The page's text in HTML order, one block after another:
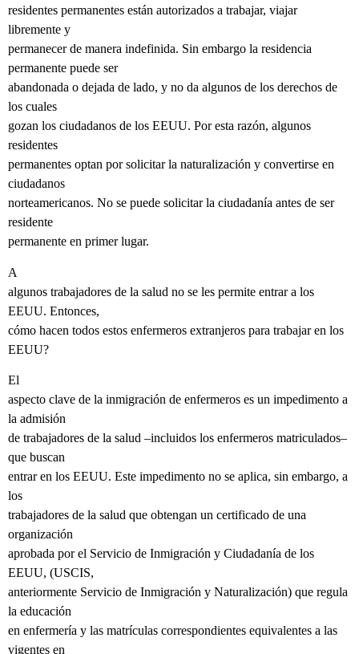
residentes permanentes están autorizados a trabajar, viajar
libremente y
permanecer de manera indefinida. Sin embargo la residencia
permanente puede ser
abandonada o dejada de lado, y no da algunos de los derechos de
los cuales
gozan los ciudadanos de los EEUU. Por esta razón, algunos
residentes
permanentes optan por solicitar la naturalización y convertirse en
ciudadanos
norteamericanos. No se puede solicitar la ciudadanía antes de ser
residente
permanente en primer lugar.
A
algunos trabajadores de la salud no se les permite entrar a los
EEUU. Entonces,
cómo hacen todos estos enfermeros extranjeros para trabajar en los
EEUU?
El
aspecto clave de la inmigración de enfermeros es un impedimento a
la admisión
de trabajadores de la salud –incluidos los enfermeros matriculados–
que buscan
entrar en los EEUU. Este impedimento no se aplica, sin embargo, a
los
trabajadores de la salud que obtengan un certificado de una
organización
aprobada por el Servicio de Inmigración y Ciudadanía de los
EEUU, (USCIS,
anteriormente Servicio de Inmigración y Naturalización) que regula
la educación
en enfermería y las matrículas correspondientes equivalentes a las
vigentes en